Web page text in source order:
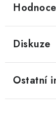
Diskuze
Ostatní